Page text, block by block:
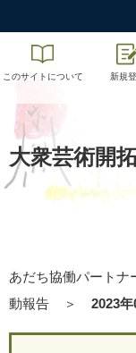
このサイトについて 新規
大衆芸術開
あだち協働パートナ
動報告
＞ 2023年